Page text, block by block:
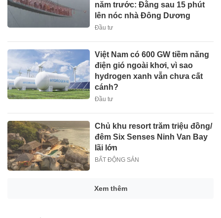
năm trước: Đằng sau 15 phút
lên nóc nhà Đông Dương
Đầu tư
Việt Nam có 600 GW tiềm năng
điện gió ngoài khơi, vì sao
hydrogen xanh vẫn chưa cất
cánh?
Đầu tư
Chủ khu resort trăm triệu đồng/
đêm Six Senses Ninh Van Bay
lãi lớn
BẤT ĐỘNG SẢN
Xem thêm